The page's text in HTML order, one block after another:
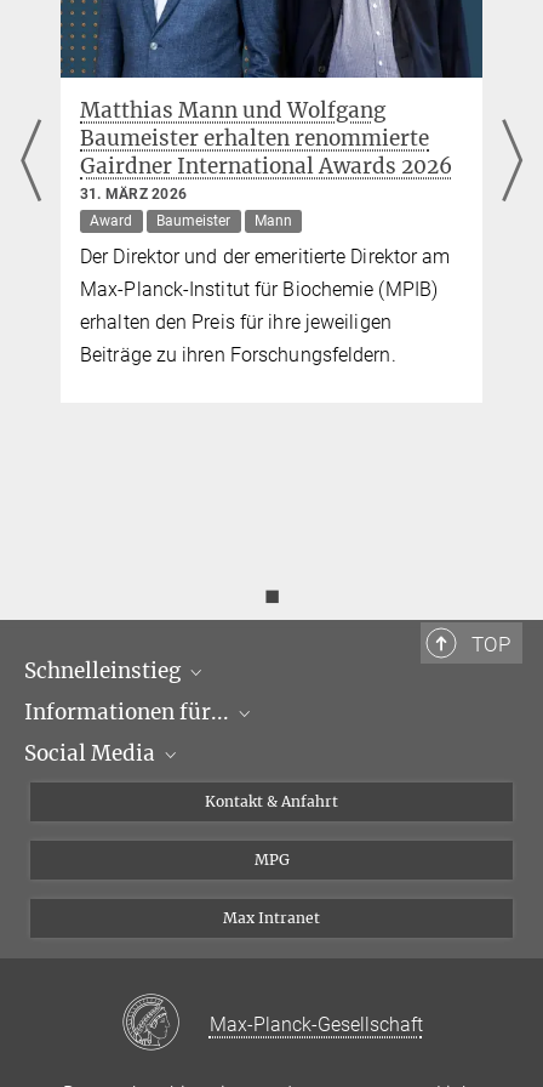
Matthias Mann und Wolfgang
Baumeister erhalten renommierte
Gairdner International Awards 2026
31. MÄRZ 2026
Award
Baumeister Mann
Der Direktor und der emeritierte Direktor am
Max-Planck-Institut für Biochemie (MPIB)
erhalten den Preis für ihre jeweiligen
Beiträge zu ihren Forschungsfeldern.
◼
TOP
Schnelleinstieg
Forschungsgruppen
Veranstaltungen
Informationen für...
Journalisten
Doktoranden
Social Media
Linked in
Kontakt & Anfahrt
MPG
Max Intranet
Max-Planck-Gesellschaft